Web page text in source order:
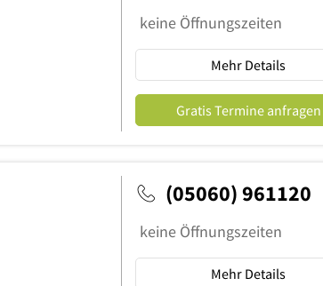
keine Öffnungszeiten
Mehr Details
Gratis Termine anfragen
(05060) 961120
keine Öffnungszeiten
Mehr Details